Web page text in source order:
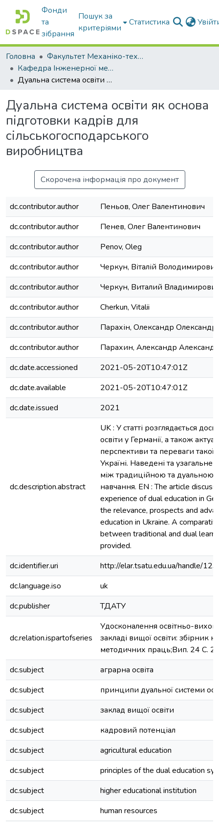
Фонди
та
зібрання
Пошук за
критеріями
Статистика
Головна
Факультет Механіко-технологічний
Кафедра Інженерної механіки та комп'ютерного проектування
Дуальна система освіти як основа підготовки кадрів для сільськогосподарського виробництва
Дуальна система освіти як основа
підготовки кадрів для
сільськогосподарського
виробництва
Скорочена інформація про документ
dc.contributor.author
Пеньов, Олег Валентинович
dc.contributor.author
Пенев, Олег Валентинович
dc.contributor.author
Penov, Oleg
dc.contributor.author
Черкун, Віталій Володимирович
dc.contributor.author
Черкун, Виталий
dc.contributor.author
Cherkun, Vitalii
dc.contributor.author
Парахін, Олександр
dc.contributor.author
Парахин, Александр
dc.date.accessioned
2021-05-20T10:47:01Z
dc.date.available
2021-05-20T10:47:01Z
dc.date.issued
2021
dc.description.abstract
UK : У статті розглядається
освіти у Германії, а також
перспективи та переваги такої
Україні. Наведені та
між традиційною та дуальною
навчання. EN : The article
experience of dual education in
the relevance, prospects and
education in Ukraine. A
between traditional and dual
provided.
dc.identifier.uri
http://elar.tsatu.edu.ua/handle/
dc.language.iso
uk
dc.publisher
ТДАТУ
dc.relation.ispartofseries
Удосконалення освітньо-
закладі вищої освіти: збірник
методичних праць;Вип. 24 С.
dc.subject
аграрна освіта
dc.subject
принципи дуальної системи
dc.subject
заклад вищої освіти
dc.subject
кадровий потенціал
dc.subject
agricultural education
dc.subject
principles of the dual education
dc.subject
higher educational institution
dc.subject
human resources